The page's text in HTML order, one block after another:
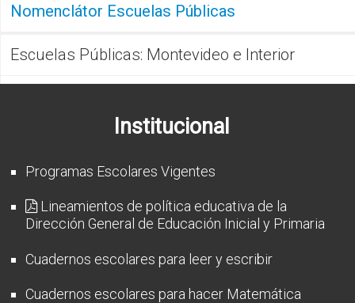
Nomenclátor Escuelas Públicas
Escuelas Públicas: Montevideo e Interior
Institucional
Programas Escolares Vigentes
Lineamientos de política educativa de la
Dirección General de Educación Inicial y Primaria
Cuadernos escolares para leer y escribir
Cuadernos escolares para hacer Matemática